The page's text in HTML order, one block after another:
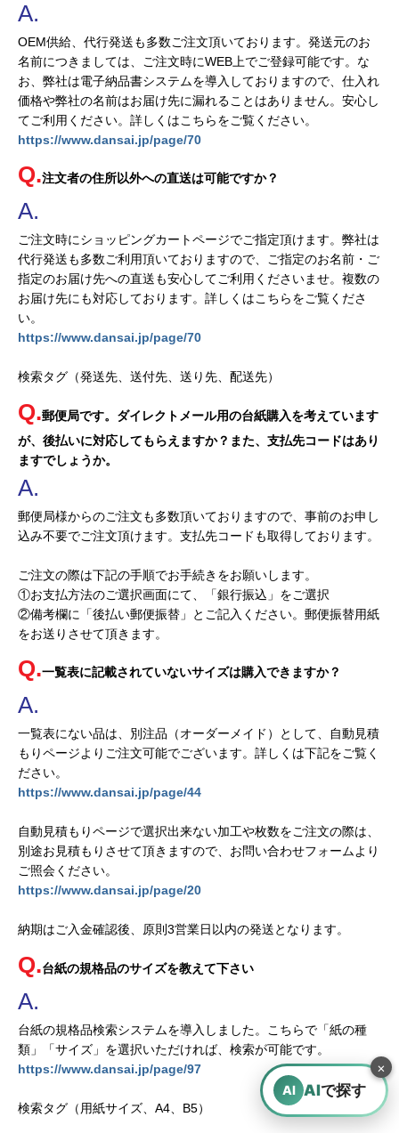
OEM供給、代行発送も多数ご注文頂いております。発送元のお
名前につきましては、ご注文時にWEB上でご登録可能です。な
お、弊社は電子納品書システムを導入しておりますので、仕入れ
価格や弊社の名前はお届け先に漏れることはありません。安心し
てご利用ください。詳しくはこちらをご覧ください。
https://www.dansai.jp/page/70
注文者の住所以外への直送は可能ですか？
ご注文時にショッピングカートページでご指定頂けます。弊社は
代行発送も多数ご利用頂いておりますので、ご指定のお名前・ご
指定のお届け先への直送も安心してご利用くださいませ。複数の
お届け先にも対応しております。詳しくはこちらをご覧くださ
い。
https://www.dansai.jp/page/70
検索タグ（発送先、送付先、送り先、配送先）
郵便局です。ダイレクトメール用の台紙購入を考えています
が、後払いに対応してもらえますか？また、支払先コードはあり
ますでしょうか。
郵便局様からのご注文も多数頂いておりますので、事前のお申し
込み不要でご注文頂けます。支払先コードも取得しております。
ご注文の際は下記の手順でお手続きをお願いします。
①お支払方法のご選択画面にて、「銀行振込」をご選択
②備考欄に「後払い郵便振替」とご記入ください。郵便振替用紙
をお送りさせて頂きます。
一覧表に記載されていないサイズは購入できますか？
一覧表にない品は、別注品（オーダーメイド）として、自動見積
もりページよりご注文可能でございます。詳しくは下記をご覧く
ださい。
https://www.dansai.jp/page/44
自動見積もりページで選択出来ない加工や枚数をご注文の際は、
別途お見積もりさせて頂きますので、お問い合わせフォームより
ご照会ください。
https://www.dansai.jp/page/20
納期はご入金確認後、原則3営業日以内の発送となります。
台紙の規格品のサイズを教えて下さい
台紙の規格品検索システムを導入しました。こちらで「紙の種
類」「サイズ」を選択いただければ、検索が可能です。
https://www.dansai.jp/page/97
検索タグ（用紙サイズ、A4、B5）
AI AIで探す
×